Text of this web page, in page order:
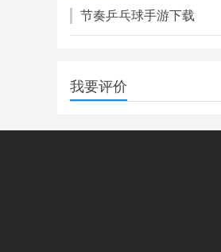
节奏乒乓球手游下载
我要评价